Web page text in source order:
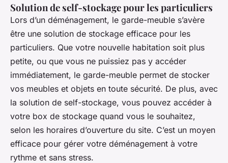
Solution de self-stockage pour les particuliers
Lors d’un déménagement, le garde-meuble s’avère
être une solution de stockage efficace pour les
particuliers. Que votre nouvelle habitation soit plus
petite, ou que vous ne puissiez pas y accéder
immédiatement, le garde-meuble permet de stocker
vos meubles et objets en toute sécurité. De plus, avec
la solution de self-stockage, vous pouvez accéder à
votre box de stockage quand vous le souhaitez,
selon les horaires d’ouverture du site. C’est un moyen
efficace pour gérer votre déménagement à votre
rythme et sans stress.